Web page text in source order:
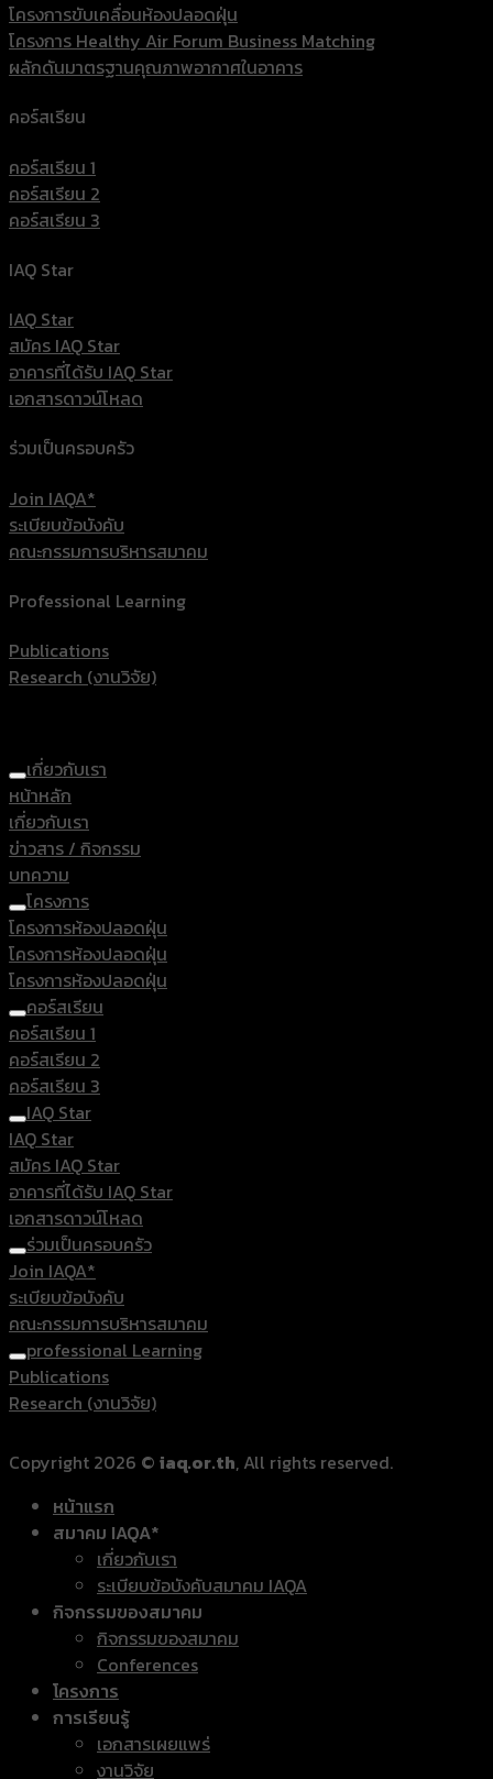
โครงการขับเคลื่อนห้องปลอดฝุ่น
โครงการ Healthy Air Forum Business Matching
ผลักดันมาตรฐานคุณภาพอากาศในอาคาร
คอร์สเรียน
คอร์สเรียน 1
คอร์สเรียน 2
คอร์สเรียน 3
IAQ Star
IAQ Star
สมัคร IAQ Star
อาคารที่ได้รับ IAQ Star
เอกสารดาวน์โหลด
ร่วมเป็นครอบครัว
Join IAQA*
ระเบียบข้อบังคับ
คณะกรรมการบริหารสมาคม
Professional Learning
Publications
Research (งานวิจัย)
เกี่ยวกับเรา
หน้าหลัก
เกี่ยวกับเรา
ข่าวสาร / กิจกรรม
บทความ
โครงการ
โครงการห้องปลอดฝุ่น
โครงการห้องปลอดฝุ่น
โครงการห้องปลอดฝุ่น
คอร์สเรียน
คอร์สเรียน 1
คอร์สเรียน 2
คอร์สเรียน 3
IAQ Star
IAQ Star
สมัคร IAQ Star
อาคารที่ได้รับ IAQ Star
เอกสารดาวน์โหลด
ร่วมเป็นครอบครัว
Join IAQA*
ระเบียบข้อบังคับ
คณะกรรมการบริหารสมาคม
professional Learning
Publications
Research (งานวิจัย)
Copyright 2026 © iaq.or.th, All rights reserved.
หน้าแรก
สมาคม IAQA*
เกี่ยวกับเรา
ระเบียบข้อบังคับสมาคม IAQA
กิจกรรมของสมาคม
กิจกรรมของสมาคม
Conferences
โครงการ
การเรียนรู้
เอกสารเผยแพร่
งานวิจัย